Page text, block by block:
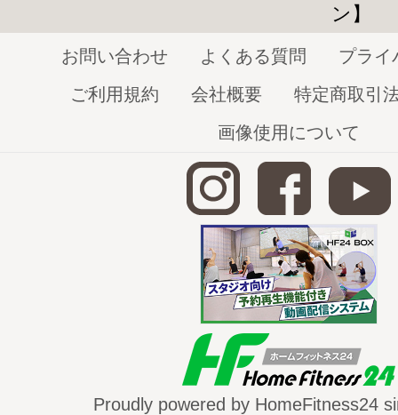
ン】
お問い合わせ よくある質問
プライ
ご利用規約
会社概要
特定商取引
画像使用について
Proudly powered by HomeFitness24